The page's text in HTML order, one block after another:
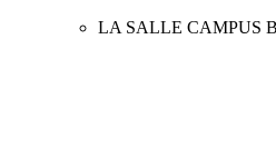
LA SALLE CAMPUS